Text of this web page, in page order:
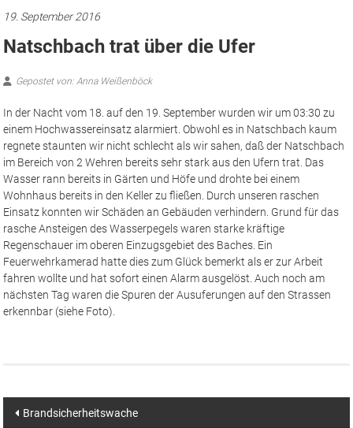
19. September 2016
Natschbach trat über die Ufer
Gepostet von: Anna Weißenböck
In der Nacht vom 18. auf den 19. September wurden wir um 03:30 zu
einem Hochwassereinsatz alarmiert. Obwohl es in Natschbach kaum
regnete staunten wir nicht schlecht als wir sahen, daß der Natschbach
im Bereich von 2 Wehren bereits sehr stark aus den Ufern trat. Das
Wasser rann bereits in Gärten und Höfe und drohte bei einem
Wohnhaus bereits in den Keller zu fließen. Durch unseren raschen
Einsatz konnten wir Schäden an Gebäuden verhindern. Grund für das
rasche Ansteigen des Wasserpegels waren starke kräftige
Regenschauer im oberen Einzugsgebiet des Baches. Ein
Feuerwehrkamerad hatte dies zum Glück bemerkt als er zur Arbeit
fahren wollte und hat sofort einen Alarm ausgelöst. Auch noch am
nächsten Tag waren die Spuren der Ausuferungen auf den Strassen
erkennbar (siehe Foto).
Beitragsnavigation
Brandsicherheitswache